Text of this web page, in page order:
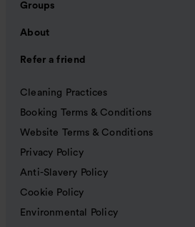
Groups
About
Refer a friend
Cleaning Practices
Booking Terms & Conditions
Website Terms & Conditions
Privacy Policy
Anti-Slavery Policy
Cookie Policy
Environmental Policy